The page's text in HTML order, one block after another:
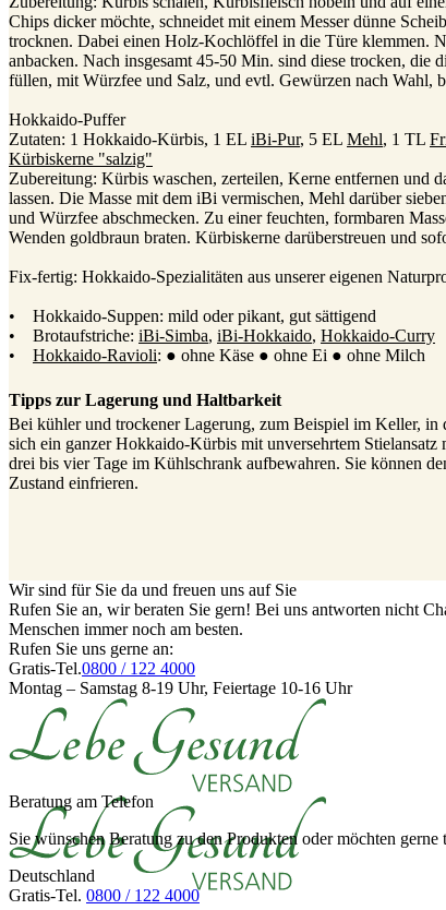
Chips dicker möchte, schneidet mit einem Messer dünne
trocknen. Dabei einen Holz-Kochlöffel in die Türe klemmen.
anbacken. Nach insgesamt 45-50 Min. sind diese trocken, die
füllen, mit Würzfee und Salz, und evtl. Gewürzen nach Wahl,
Hokkaido-Puffer
Zutaten: 1 Hokkaido-Kürbis, 1 EL iBi-Pur, 5 EL Mehl, 1 TL
Kürbiskerne "salzig"
Zubereitung: Kürbis waschen, zerteilen, Kerne entfernen und
lassen. Die Masse mit dem iBi vermischen, Mehl darüber
und Würzfee abschmecken. Zu einer feuchten, formbaren
Wenden goldbraun braten. Kürbiskerne darüberstreuen und
Fix-fertig: Hokkaido-Spezialitäten aus unserer eigenen
• Hokkaido-Suppen: mild oder pikant, gut sättigend
• Brotaufstriche: iBi-Simba, iBi-Hokkaido, Hokkaido-Curry
• Hokkaido-Ravioli: ● ohne Käse ● ohne Ei ● ohne Milch
Tipps zur Lagerung und Haltbarkeit
Bei kühler und trockener Lagerung, zum Beispiel im Keller, in
sich ein ganzer Hokkaido-Kürbis mit unversehrtem
drei bis vier Tage im Kühlschrank aufbewahren. Sie können
Zustand einfrieren.
Wir sind für Sie da und freuen uns auf Sie
Rufen Sie an, wir beraten Sie gern! Bei uns antworten nicht
Menschen immer noch am besten.
Rufen Sie uns gerne an:
Gratis-Tel.0800 / 122 4000
Montag – Samstag 8-19 Uhr, Feiertage 10-16 Uhr
Beratung am Telefon
Sie wünschen Beratung zu den Produkten oder möchten gerne
Deutschland
Gratis-Tel. 0800 / 122 4000